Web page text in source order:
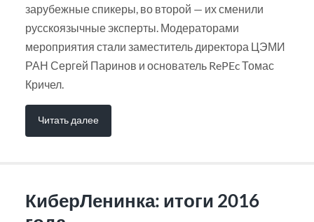
зарубежные спикеры, во второй — их сменили
русскоязычные эксперты. Модераторами
мероприятия стали заместитель директора ЦЭМИ
РАН Сергей Паринов и основатель RePEc Томас
Кричел.
Читать далее
КиберЛенинка: итоги 2016